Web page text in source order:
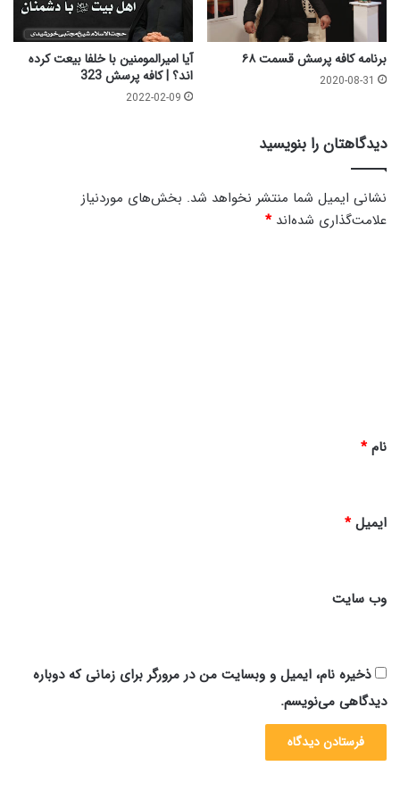
برنامه کافه پرسش قسمت ۶۸
2020-08-31
آیا امیرالمومنین با خلفا بیعت کرده
اند؟ | کافه پرسش 323
2022-02-09
دیدگاهتان را بنویسید
نشانی ایمیل شما منتشر نخواهد شد. بخش‌های موردنیاز
علامت‌گذاری شده‌اند*
نام*
ایمیل*
وب‌ سایت
ذخیره نام، ایمیل و وبسایت من در مرورگر برای زمانی که دوباره
دیدگاهی می‌نویسم.